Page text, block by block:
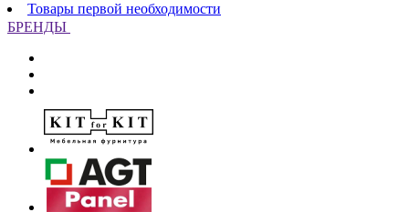
Товары первой необходимости
БРЕНДЫ